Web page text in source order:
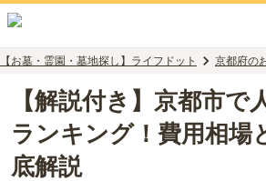
【お墓・霊園・墓地探し】ライフドット 京都府の
【解説付き】京都市で
ランキング！費用相場
底解説